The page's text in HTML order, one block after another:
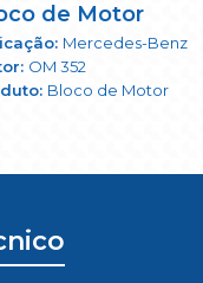
de Motor
Mercedes-Benz
OM 352
Bloco de Motor